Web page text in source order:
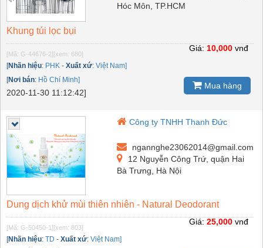
Hóc Môn, TP.HCM
Khung túi lọc bụi
[Mã: G-44676-2][xem: 680]
[Nhãn hiệu: PHK - Xuất xứ: Việt Nam]
[Nơi bán: Hồ Chí Minh]
2020-11-30 11:12:42]
Giá: 10,000 vnđ
Mua hàng
Công ty TNHH Thanh Đức
ngannghe23062014@gmail.com
12 Nguyễn Công Trứ, quận Hai
Bà Trưng, Hà Nội
Dung dịch khử mùi thiên nhiên - Natural Deodorant
[Mã: G-50450-1][xem: 803]
[Nhãn hiệu: TD - Xuất xứ: Việt Nam]
Giá: 25,000 vnđ